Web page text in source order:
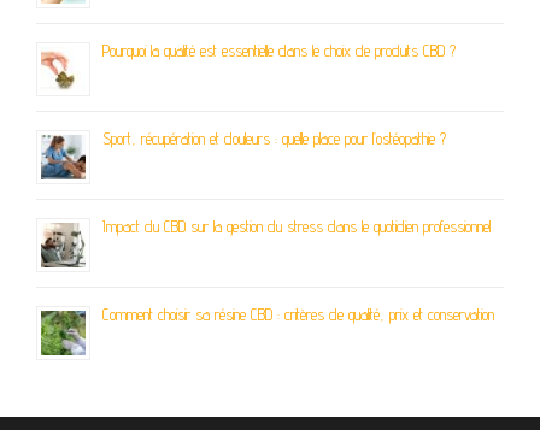
Pourquoi la qualité est essentielle dans le choix de produits CBD ?
Sport, récupération et douleurs : quelle place pour l’ostéopathie ?
Impact du CBD sur la gestion du stress dans le quotidien professionnel
Comment choisir sa résine CBD : critères de qualité, prix et conservation